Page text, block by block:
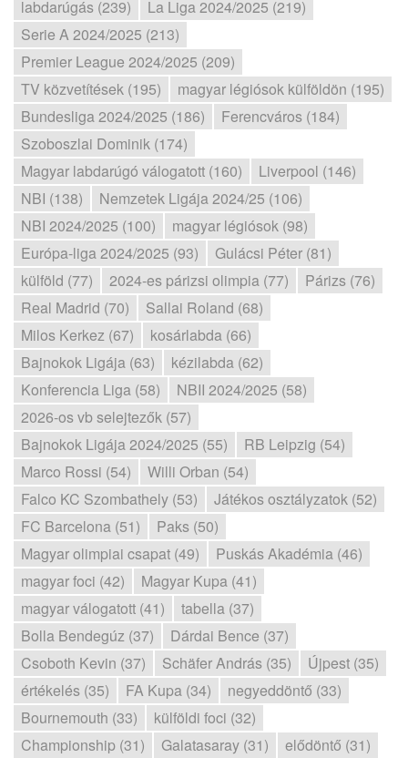
labdarúgás (239)
La Liga 2024/2025 (219)
Serie A 2024/2025 (213)
Premier League 2024/2025 (209)
TV közvetítések (195)
magyar légiósok külföldön (195)
Bundesliga 2024/2025 (186)
Ferencváros (184)
Szoboszlai Dominik (174)
Magyar labdarúgó válogatott (160)
Liverpool (146)
NBI (138)
Nemzetek Ligája 2024/25 (106)
NBI 2024/2025 (100)
magyar légiósok (98)
Európa-liga 2024/2025 (93)
Gulácsi Péter (81)
külföld (77)
2024-es párizsi olimpia (77)
Párizs (76)
Real Madrid (70)
Sallai Roland (68)
Milos Kerkez (67)
kosárlabda (66)
Bajnokok Ligája (63)
kézilabda (62)
Konferencia Liga (58)
NBII 2024/2025 (58)
2026-os vb selejtezők (57)
Bajnokok Ligája 2024/2025 (55)
RB Leipzig (54)
Marco Rossi (54)
Willi Orban (54)
Falco KC Szombathely (53)
Játékos osztályzatok (52)
FC Barcelona (51)
Paks (50)
Magyar olimpiai csapat (49)
Puskás Akadémia (46)
magyar foci (42)
Magyar Kupa (41)
magyar válogatott (41)
tabella (37)
Bolla Bendegúz (37)
Dárdai Bence (37)
Csoboth Kevin (37)
Schäfer András (35)
Újpest (35)
értékelés (35)
FA Kupa (34)
negyeddöntő (33)
Bournemouth (33)
külföldi foci (32)
Championship (31)
Galatasaray (31)
elődöntő (31)